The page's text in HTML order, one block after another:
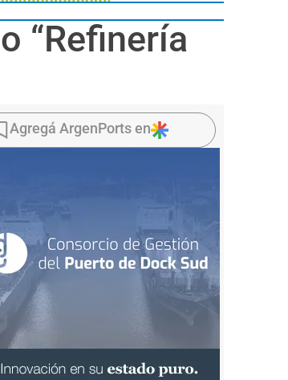
“Refinería
Agregá ArgenPorts en